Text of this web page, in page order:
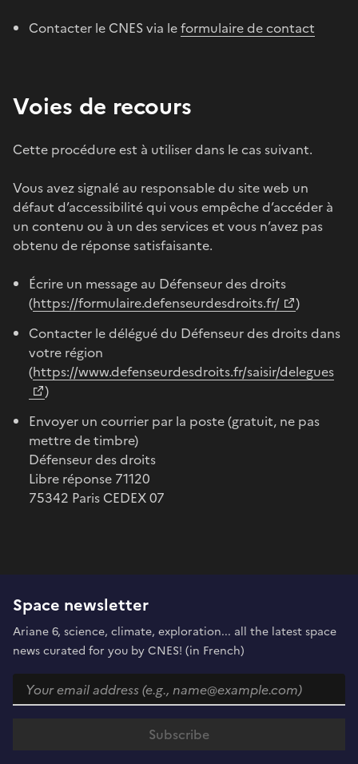
Contacter le CNES via leformulaire de contact
Voies de recours
Cette procédure est à utiliser dans le cas suivant.
Vous avez signalé au responsable du site web un
défaut d’accessibilité qui vous empêche d’accéder à
un contenu ou à un des services et vous n’avez pas
obtenu de réponse satisfaisante.
Écrire un message au Défenseur des droits
(https://formulaire.defenseurdesdroits.fr/
)
Contacter le délégué du Défenseur des droits dans
votre région
(https://www.defenseurdesdroits.fr/saisir/delegues
)
Envoyer un courrier par la poste (gratuit, ne pas
mettre de timbre)
Défenseur des droits
Libre réponse 71120
75342 Paris CEDEX 07
Space newsletter
Ariane 6, science, climate, exploration... all the latest space
news curated for you by CNES! (in French)